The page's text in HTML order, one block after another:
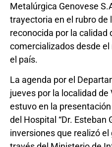
Metalúrgica Genovese
trayectoria en el rubro de
reconocida por la calidad
comercializados desde
el país.
La agenda por el
jueves por la localidad de
estuvo en la
del Hospital “Dr. Esteban
inversiones que realizó